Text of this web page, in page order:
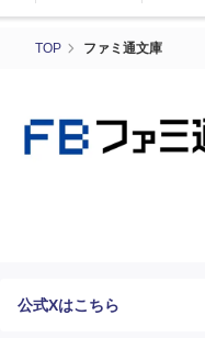
TOP ファミ通文庫
公式Xはこちら